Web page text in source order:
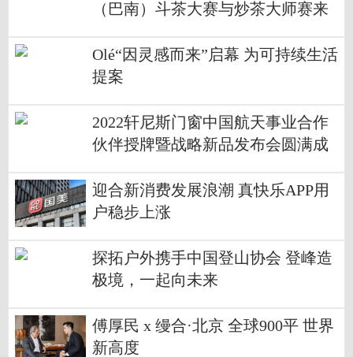
（巴南）斗茶大赛与炒茶大师赛来
Olé“因灵感而来”启幕 为可持续生活
提案
2022轩尼斯门窗中国航天事业合作
伙伴授牌暨战略新品发布会圆满成
迎合新消费发展浪潮 真快乐APP用
户稳步上涨
探拓户外携手中国登山协会 登峰造
极境，一起向未来
傅厚民 x 缦合·北京 全球900平 世界
新高度